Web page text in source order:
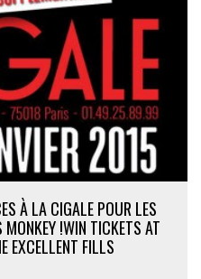
À LA CIGALE POUR LES
MONKEY !WIN TICKETS AT
EXCELLENT FILLS